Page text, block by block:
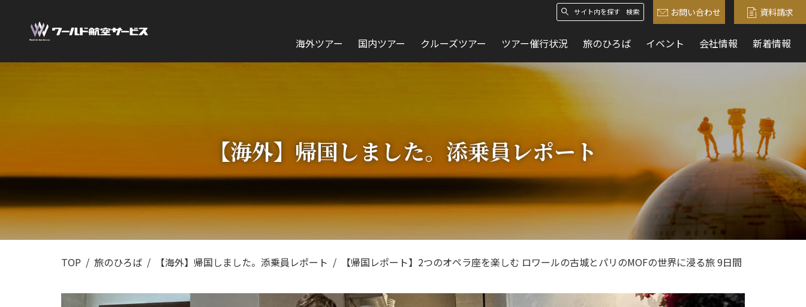
検索 お問い合わせ 資料請求
海外ツアー 国内ツアー クルーズツアー ツアー催行状況 旅のひろば イベント 会社情報 新着情報
【海外】帰国しました。添乗員レポート
TOP 旅のひろば 【海外】帰国しました。添乗員レポート 【帰国レポート】2つのオペラ座を楽しむ ロワールの古城とパリのMOFの世界に浸る旅 9日間